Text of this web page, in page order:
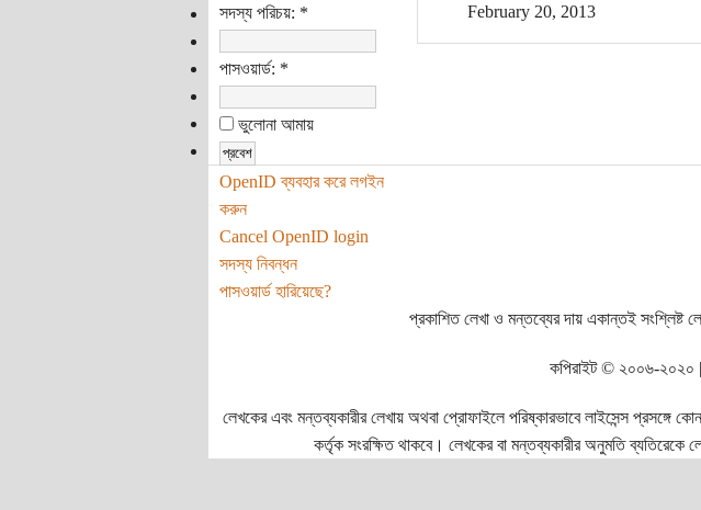
সদস্য পরিচয়: *
পাসওয়ার্ড: *
ভুলোনা আমায়
OpenID ব্যবহার করে লগইন
করুন
Cancel OpenID login
সদস্য নিবন্ধন
পাসওয়ার্ড হারিয়েছে?
February 20, 2013
প্রকাশিত লেখা ও মন্তব্যের দায় একান্তই সংশ্লিষ্ট
কপিরাইট © ২০০৬-২০২০
লেখকের এবং মন্তব্যকারীর লেখায় অথবা প্রোফাইলে পরিষ্কারভাবে লাইসেন্স প্রসঙ্গে
কর্তৃক সংরক্ষিত থাকবে। লেখকের বা মন্তব্যকারীর অনুমতি ব্যতিরেকে